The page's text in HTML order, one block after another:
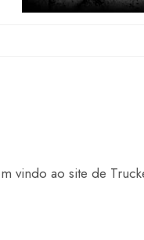
vindo ao site de